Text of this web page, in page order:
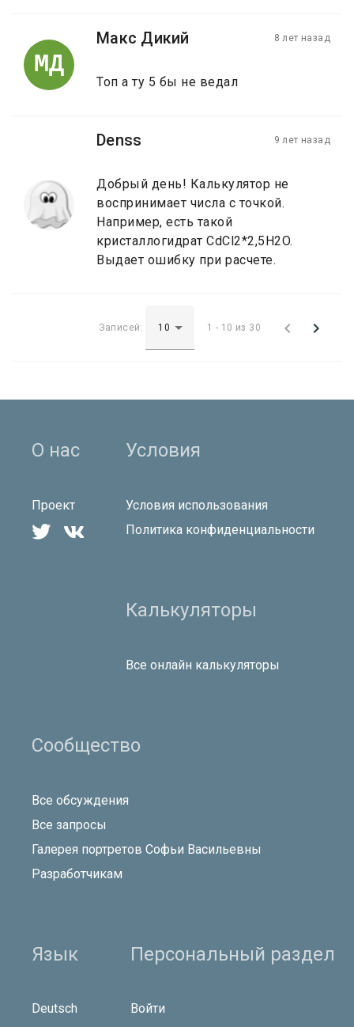
МД
Макс Дикий 8 лет назад
Топ а ту 5 бы не ведал
Denss 9 лет назад
Добрый день! Калькулятор не
воспринимает числа с точкой.
Например, есть такой
кристаллогидрат CdCl2*2,5H2O.
Выдает ошибку при расчете.
Записей: 1 - 10 из 30  
О нас
Проект
 
Условия
Условия использования
Политика конфиденциальности
Калькуляторы
Все онлайн калькуляторы
Сообщество
Все обсуждения
Все запросы
Галерея портретов Софьи Васильевны
Разработчикам
Язык
Deutsch
Персональный раздел
Войти